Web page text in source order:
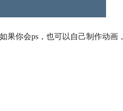
如果你会ps，也可以自己制作动画，